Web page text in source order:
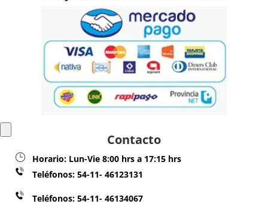
Contacto
Horario: Lun-Vie 8:00 hrs a 17:15 hrs
Teléfonos: 54-11- 46123131
Teléfonos: 54-11- 46134067